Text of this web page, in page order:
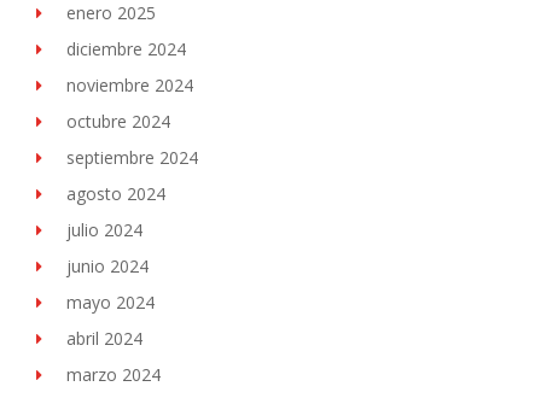
enero 2025
diciembre 2024
noviembre 2024
octubre 2024
septiembre 2024
agosto 2024
julio 2024
junio 2024
mayo 2024
abril 2024
marzo 2024